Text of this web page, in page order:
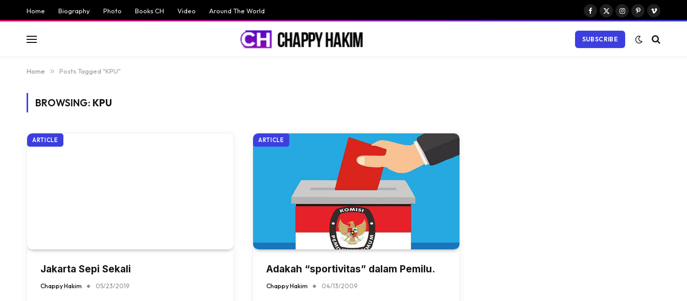
Home Biography Photo Books CH Video Around The World
Facebook
X
Instagram
PinterestVimeo
SUBSCRIBE
Home » Posts Tagged "KPU"
BROWSING: KPU
ARTICLE
Jakarta Sepi Sekali
Chappy Hakim 05/23/2019
ARTICLE
Adakah “sportivitas” dalam Pemilu.
Chappy Hakim 04/13/2009